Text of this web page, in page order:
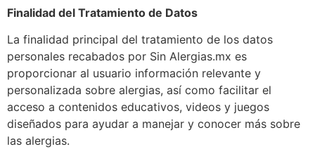
Finalidad del Tratamiento de Datos
La finalidad principal del tratamiento de los datos
personales recabados por Sin Alergias.mx es
proporcionar al usuario información relevante y
personalizada sobre alergias, así como facilitar el
acceso a contenidos educativos, videos y juegos
diseñados para ayudar a manejar y conocer más sobre
las alergias.